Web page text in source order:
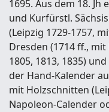
1695. Aus dem 18.
und Kurfürstl.
(Leipzig 1729-1757,
Dresden (1714 ff., mit
1805, 1813, 1835)
der Hand-Kalender
mit Holzschnitten
Napoleon-Calender